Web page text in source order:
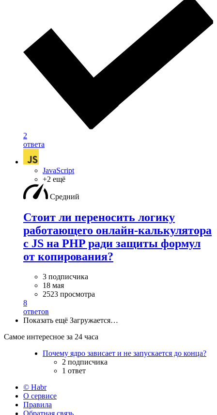
2
ответа
JavaScript
+2 ещё
Средний
Стоит ли переносить логику
работающего онлайн-калькулятора
с JS на PHP ради защиты формул
от копирования?
3 подписчика
18 мая
2523 просмотра
8
ответов
Показать ещё Загружается…
Самое интересное за 24 часа
Почему ядро зависает и не запускается до конца?
2 подписчика
1 ответ
© Habr
О сервисе
Правила